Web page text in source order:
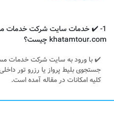
1- ✔️ خدمات سایت شرکت خدمات
khatamtour.com چیست؟
✔️ با ورود به سایت شرکت خدمات
جستجوی بلیط پرواز یا رزرو تور
کلیه امکانات در مقاله آمده است.